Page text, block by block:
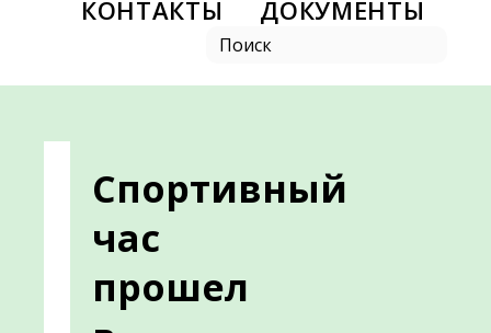
КОНТАКТЫ
ДОКУМЕНТЫ
Спортивный
час
прошел